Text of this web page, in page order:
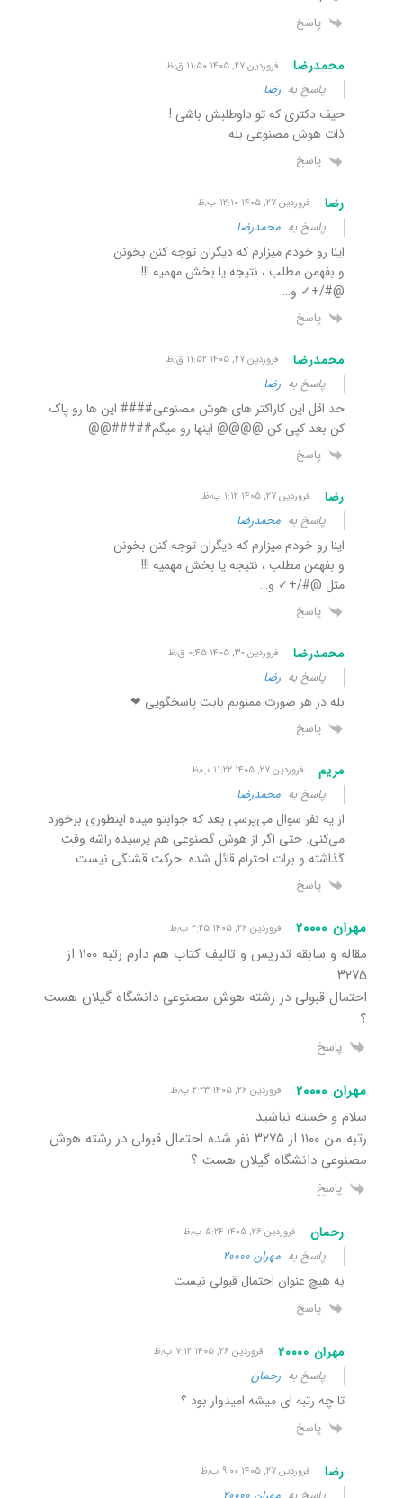
پاسخ
محمدرضا فروردین ۲۷, ۱۴۰۵ ۱۱:۵۰ ق٫ظ
پاسخ به رضا
حیف دکتری که تو داوطلبش باشی !
ذات هوش مصنوعی بله
پاسخ
رضا فروردین ۲۷, ۱۴۰۵ ۱۲:۱۰ ب٫ظ
پاسخ به محمدرضا
اینا رو خودم میزارم که دیگران توجه کنن بخونن
و بفهمن مطلب ، نتیجه یا بخش مهمیه !!!
@#/+✓ و…
پاسخ
محمدرضا فروردین ۲۷, ۱۴۰۵ ۱۱:۵۲ ق٫ظ
پاسخ به رضا
حد اقل این کاراکتر های هوش مصنوعی#### این ها رو پاک
کن بعد کپی کن @@@@ اینها رو میگم#####@@
پاسخ
رضا فروردین ۲۷, ۱۴۰۵ ۱:۱۲ ب٫ظ
پاسخ به محمدرضا
اینا رو خودم میزارم که دیگران توجه کنن بخونن
و بفهمن مطلب ، نتیجه یا بخش مهمیه !!!
مثل @#/+✓ و…
پاسخ
محمدرضا فروردین ۳۰, ۱۴۰۵ ۰:۴۵ ق٫ظ
پاسخ به رضا
بله در هر صورت ممنونم بابت پاسخگویی ❤
پاسخ
مریم فروردین ۲۷, ۱۴۰۵ ۱۱:۲۲ ب٫ظ
پاسخ به محمدرضا
از یه نفر سوال می‌پرسی بعد که جوابتو میده اینطوری برخورد
می‌کنی. حتی اگر از هوش گصنوعی هم پرسیده راشه وقت
گذاشته و برات احترام قائل شده. حرکت قشنگی نیست.
پاسخ
مهران ۲۰۰۰۰ فروردین ۲۶, ۱۴۰۵ ۲:۲۵ ب٫ظ
مقاله و سابقه تدریس و تالیف کتاب هم دارم رتبه ۱۱۰۰ از
۳۲۷۵
احتمال قبولی در رشته هوش مصنوعی دانشگاه گیلان هست
؟
پاسخ
مهران ۲۰۰۰۰ فروردین ۲۶, ۱۴۰۵ ۲:۲۳ ب٫ظ
سلام و خسته نباشید
رتبه من ۱۱۰۰ از ۳۲۷۵ نفر شده احتمال قبولی در رشته هوش
مصنوعی دانشگاه گیلان هست ؟
پاسخ
رحمان فروردین ۲۶, ۱۴۰۵ ۵:۲۴ ب٫ظ
پاسخ به مهران ۲۰۰۰۰
به هیچ عنوان احتمال قبولی نیست
پاسخ
مهران ۲۰۰۰۰ فروردین ۲۶, ۱۴۰۵ ۷:۱۲ ب٫ظ
پاسخ به رحمان
تا چه رتبه ای میشه امیدوار بود ؟
پاسخ
رضا فروردین ۲۷, ۱۴۰۵ ۹:۰۰ ب٫ظ